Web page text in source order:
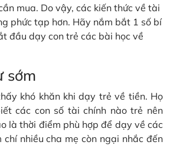
mua. Do vậy, các kiến thức về tài
phức tạp hơn. Hãy nắm bắt 1 số bí
đầu dạy con trẻ các bài học về
sớm
khó khăn khi dạy trẻ về tiền. Họ
các con số tài chính nào trẻ nên
là thời điểm phù hợp để dạy về các
chí nhiều cha mẹ còn ngại nhắc đến